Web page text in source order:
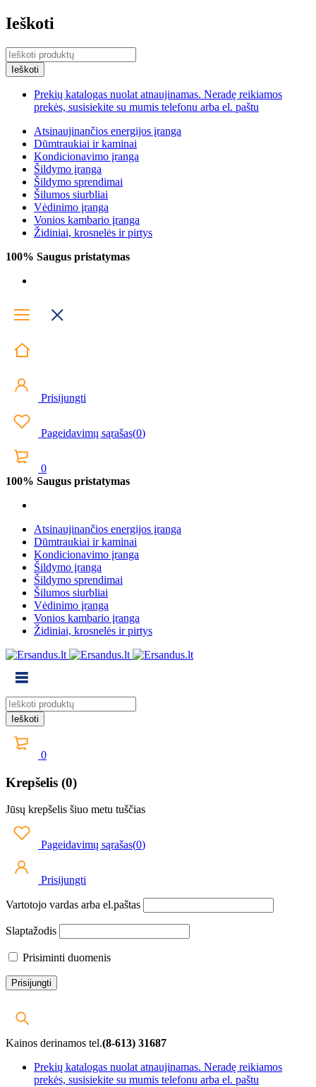
Ieškoti
Prekių katalogas nuolat atnaujinamas. Neradę reikiamos
prekės, susisiekite su mumis telefonu arba el. paštu
Atsinaujinančios energijos įranga
Dūmtraukiai ir kaminai
Kondicionavimo įranga
Šildymo įranga
Šildymo sprendimai
Šilumos siurbliai
Vėdinimo įranga
Vonios kambario įranga
Židiniai, krosnelės ir pirtys
100% Saugus pristatymas
Prisijungti
Pageidavimų sąrašas(0)
0
100% Saugus pristatymas
Atsinaujinančios energijos įranga
Dūmtraukiai ir kaminai
Kondicionavimo įranga
Šildymo įranga
Šildymo sprendimai
Šilumos siurbliai
Vėdinimo įranga
Vonios kambario įranga
Židiniai, krosnelės ir pirtys
0
Krepšelis (0)
Jūsų krepšelis šiuo metu tuščias
Pageidavimų sąrašas(0)
Prisijungti
Vartotojo vardas arba el.paštas
Slaptažodis
Prisiminti duomenis
Kainos derinamos tel.(8-613) 31687
Prekių katalogas nuolat atnaujinamas. Neradę reikiamos
prekės, susisiekite su mumis telefonu arba el. paštu